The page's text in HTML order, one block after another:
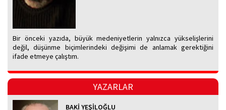
Bir önceki yazıda, büyük medeniyetlerin yalnızca yükselişlerini
değil, düşünme biçimlerindeki değişimi de anlamak gerektiğini
ifade etmeye çalıştım.
YAZARLAR
BAKİ YEŞİLOĞLU